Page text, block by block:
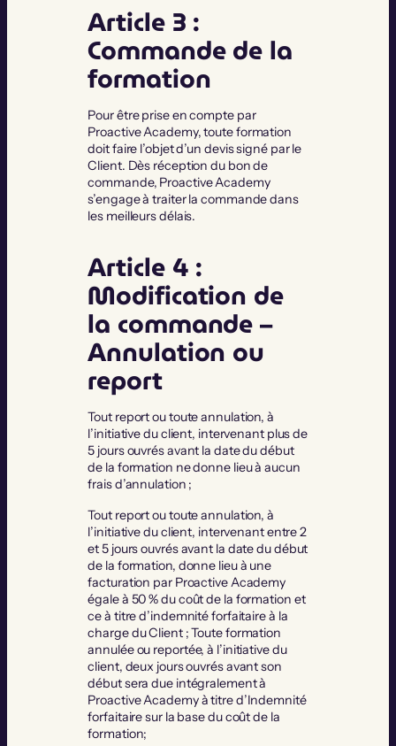
Article 3 :
Commande de la
formation
Pour être prise en compte par
Proactive Academy, toute formation
doit faire l’objet d’un devis signé par le
Client. Dès réception du bon de
commande, Proactive Academy
s’engage à traiter la commande dans
les meilleurs délais.
Article 4 :
Modification de
la commande –
Annulation ou
report
Tout report ou toute annulation, à
l’initiative du client, intervenant plus de
5 jours ouvrés avant la date du début
de la formation ne donne lieu à aucun
frais d’annulation ;
Tout report ou toute annulation, à
l’initiative du client, intervenant entre 2
et 5 jours ouvrés avant la date du début
de la formation, donne lieu à une
facturation par Proactive Academy
égale à 50 % du coût de la formation et
ce à titre d’indemnité forfaitaire à la
charge du Client ; Toute formation
annulée ou reportée, à l’initiative du
client, deux jours ouvrés avant son
début sera due intégralement à
Proactive Academy à titre d’Indemnité
forfaitaire sur la base du coût de la
formation;